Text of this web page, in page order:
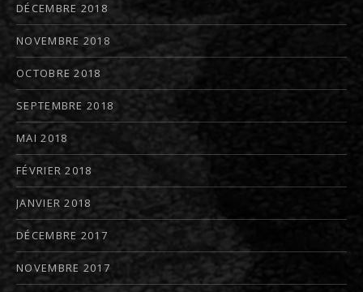
DÉCEMBRE 2018
NOVEMBRE 2018
OCTOBRE 2018
SEPTEMBRE 2018
MAI 2018
FÉVRIER 2018
JANVIER 2018
DÉCEMBRE 2017
NOVEMBRE 2017